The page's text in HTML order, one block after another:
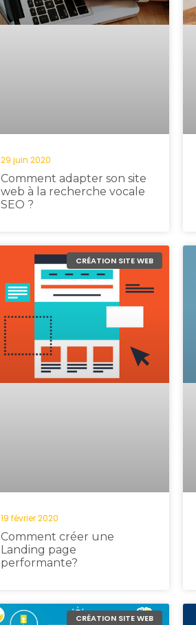
Comment adapter son site
web à la recherche vocale
SEO ?
29 juin 2020
CRÉATION SITE WEB
Comment créer une
Landing page
performante?
19 février 2020
CRÉATION SITE WEB